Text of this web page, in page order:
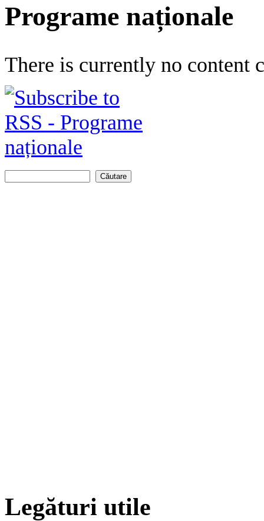
Programe naționale
There is currently no content
Formular de căutare
Legături utile